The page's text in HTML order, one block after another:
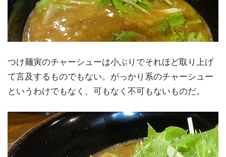
つけ麺寅のチャーシューは小ぶりでそれほど取り上げ
て言及するものでもない。がっかり系のチャーシュー
というわけでもなく、可もなく不可もないものだ。